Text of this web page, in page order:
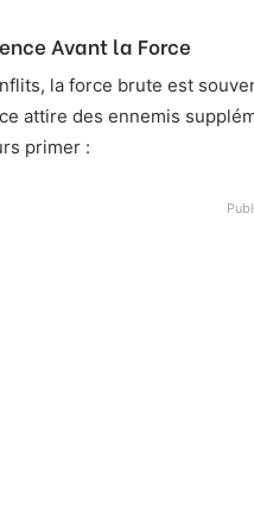
Avant la Force
la force brute est
attire des ennemis
primer :